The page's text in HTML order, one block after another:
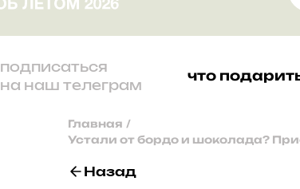
подписаться
на наш телеграм
что
Главная /
Устали от бордо и шоколада?
Назад